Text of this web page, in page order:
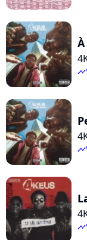
timeline
timeline
timeline